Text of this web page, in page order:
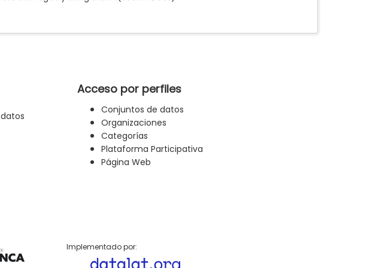
Acceso por perfiles
Conjuntos de datos
Organizaciones
Categorías
Plataforma Participativa
Página Web
Implementado por: